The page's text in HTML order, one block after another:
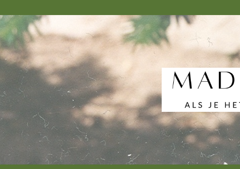
naar
inhoud